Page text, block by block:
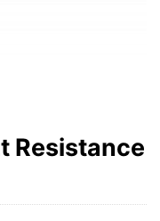
Resistance